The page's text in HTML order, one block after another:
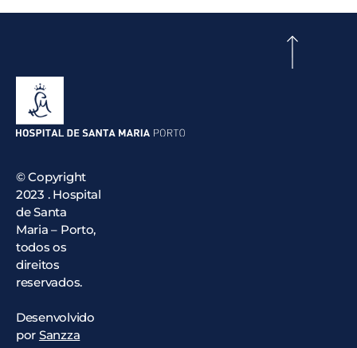
© Copyright
2023 . Hospital
de Santa
Maria – Porto,
todos os
direitos
reservados.
Desenvolvido
por Sanzza